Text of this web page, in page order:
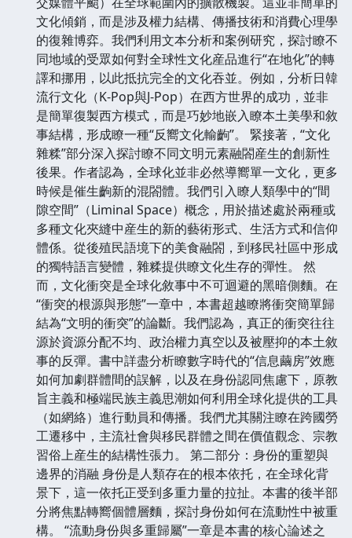
文化傾銷，而是涉及權力結構、傳播技術和消費心理學
的復雜博弈。我們利用文本分析和案例研究，探討瞭不
同地域的受眾如何對全球性文化産品進行“在地化”的轉
譯和挪用，以此抵抗完全的文化吞並。例如，分析日韓
流行文化（K-Pop與J-Pop）在西方世界的成功，並非
是簡單復製西方模式，而是巧妙地嵌入瞭本土美學和敘
事結構，形成瞭一種“反嚮文化輸齣”。 緊接著，“文化
雜糅”部分深入探討瞭不同文明元素融閤産生的創新性
後果。作者認為，全球化並非必然導嚮單一文化，更多
時候是催生齣新的混閤體。我們引入瞭人類學中的“間
隙空間”（Liminal Space）概念，用於描述處於兩種或
多種文化夾縫中産生的新的藝術形式、生活方式和信仰
體係。從後殖民語境下的美食融閤，到移民社區中形成
的獨特語言變體，雜糅提供瞭文化生存的彈性。 然
而，文化衝突是全球化敘事中不可迴避的黑暗側麵。在
“衝突的根源與形態”一章中，本書超越瞭將衝突簡單歸
結為“文明的衝突”的論斷。我們認為，真正的衝突往往
源於資源分配不均、政治權力真空以及被壓抑的本土敘
事的反彈。書中詳盡分析瞭數字時代的“信息繭房”效應
如何加劇群體間的誤解，以及在身份認同焦慮下，原教
旨主義和極端民族主義思潮如何利用全球化提供的工具
（如網絡）進行動員和傳播。我們尤其關注瞭在跨國勞
工遷移中，主流社會與移民群體之間在價值觀念、宗教
習俗上産生的結構性張力。 第二部分：身份的重塑與
邊界的消融 身份是人類存在的根本依托，在全球化背
景下，這一依托正受到多重力量的拉扯。本書的後半部
分將焦點轉嚮個體層麵，探討身份如何在流動性中被重
構。 “流動身份與多重歸屬”一章是本書的核心論述之